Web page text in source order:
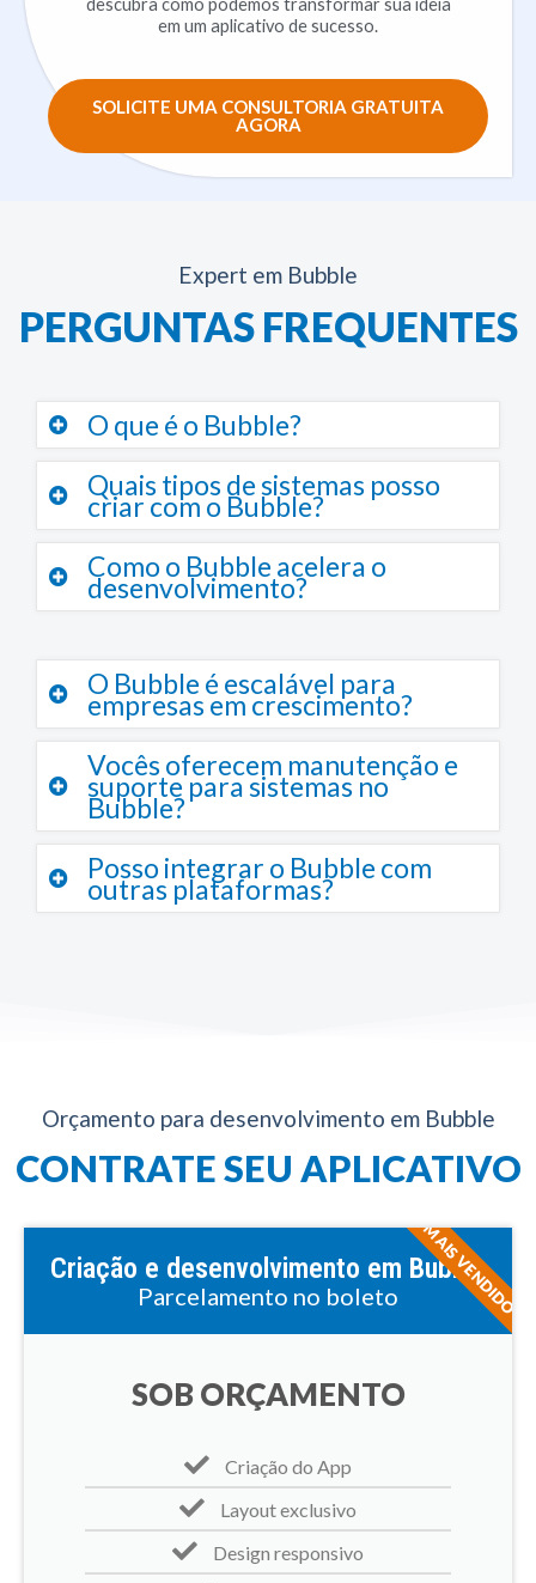
em um aplicativo de sucesso.
SOLICITE UMA CONSULTORIA GRATUITA
AGORA
Expert em Bubble
PERGUNTAS FREQUENTES
O que é o Bubble?
Quais tipos de sistemas posso
criar com o Bubble?
Como o Bubble acelera o
desenvolvimento?
O Bubble é escalável para
empresas em crescimento?
Vocês oferecem manutenção e
suporte para sistemas no
Bubble?
Posso integrar o Bubble com
outras plataformas?
Orçamento para desenvolvimento em Bubble
CONTRATE SEU APLICATIVO
Criação e desenvolvimento em Bubble
Parcelamento no boleto
SOB ORÇAMENTO
Criação do App
Layout exclusivo
Design responsivo
MAIS VENDIDO